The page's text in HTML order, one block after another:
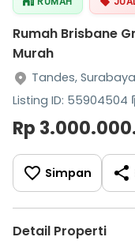
Rumah Brisbane
Murah
Tandes, Surabaya
Listing ID: 55904504
Rp
Simpan
Detail Properti